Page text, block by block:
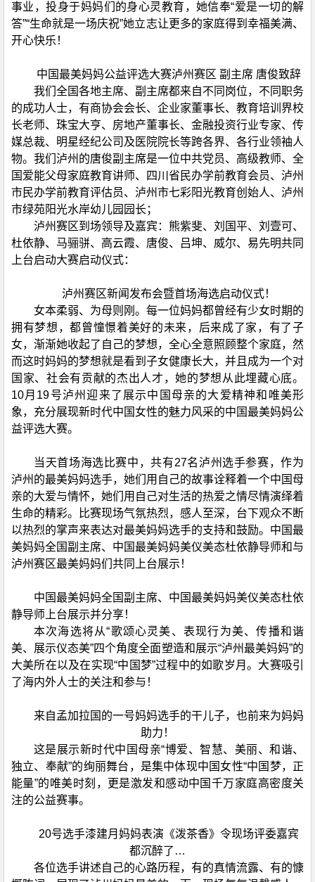
事业，投身于妈妈们的身心灵教育，她信奉“爱是一切的解
答”“生命就是一场庆祝”她立志让更多的家庭得到幸福美满、
开心快乐！
中国最美妈妈公益评选大赛泸州赛区 副主席 唐俊致辞
我们全国各地主席、副主席都来自不同岗位，不同职务
的成功人士，有商协会会长、企业家董事长、教育培训界校
长老师、珠宝大亨、房地产董事长、金融投资行业专家、传
媒总裁、明星经纪公司及医院院长等跨各界、各行业领袖人
物。我们泸州的唐俊副主席是一位中共党员、高级教师、全
国爱能父母家庭教育讲师、四川省民办学前教育会员、泸州
市民办学前教育评估员、泸州市七彩阳光教育创始人、泸州
市绿苑阳光水岸幼儿园园长；
泸州赛区到场领导及嘉宾：熊紫斐、刘国平、刘壹可、
杜依静、马骊骈、高云霞、唐俊、吕坤、威尔、易先明共同
上台启动大赛启动仪式：
泸州赛区新闻发布会暨首场海选启动仪式！
女本柔弱、为母则刚。每一位妈妈都曾经有少女时期的
拥有梦想，都曾憧憬着美好的未来，后来成了家，有了子
女，渐渐她收起了自己的梦想，全心全意照顾整个家庭，然
而这时妈妈的梦想就是看到子女健康长大，并且成为一个对
国家、社会有贡献的杰出人才，她的梦想从此埋藏心底。
10月19号泸州迎来了展示中国母亲的大爱精神和唯美形
象，充分展现新时代中国女性的魅力风采的中国最美妈妈公
益评选大赛。
当天首场海选比赛中，共有27名泸州选手参赛，作为
泸州的最美妈妈选手，她们用自己的故事诠释着一个中国母
亲的大爱与情怀，她们用自己对生活的热爱之情尽情演绎着
生命的精彩。比赛现场气氛热烈，感人至深，台下观众不断
以热烈的掌声来表达对最美妈妈选手的支持和鼓励。中国最
美妈妈全国副主席、中国最美妈妈美仪美态杜依静导师和与
泸州赛区最美妈妈们共同上台展示！
中国最美妈妈全国副主席、中国最美妈妈美仪美态杜依
静导师上台展示并分享！
本次海选将从“歌颂心灵美、表现行为美、传播和谐
美、展示仪态美”四个角度全面塑造和展示“泸州最美妈妈”的
大美所在以及在实现“中国梦”过程中的如歌岁月。大赛吸引
了海内外人士的关注和参与！
来自孟加拉国的一号妈妈选手的干儿子，也前来为妈妈
助力！
这是展示新时代中国母亲“博爱、智慧、美丽、和谐、
独立、奉献”的绚丽舞台，是集中体现中国女性“中国梦，正
能量”的唯美时刻，更是激发和感动中国千万家庭高密度关
注的公益赛事。
20号选手漆建月妈妈表演《泼茶香》令现场评委嘉宾
都沉醉了…
各位选手讲述自己的心路历程，有的真情流露、有的慷